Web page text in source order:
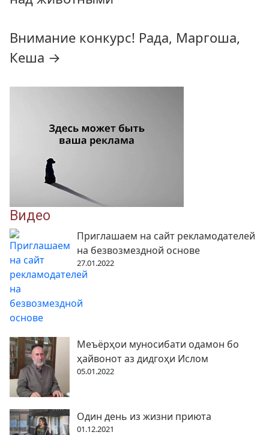
Внимание конкурс! Рада, Маргоша,
Кеша →
Видео
Приглашаем на сайт рекламодателей
на безвозмездной основе
27.01.2022
Меъёрҳои муносибати одамон бо
ҳайвонот аз дидгоҳи Ислом
05.01.2022
Один день из жизни приюта
01.12.2021